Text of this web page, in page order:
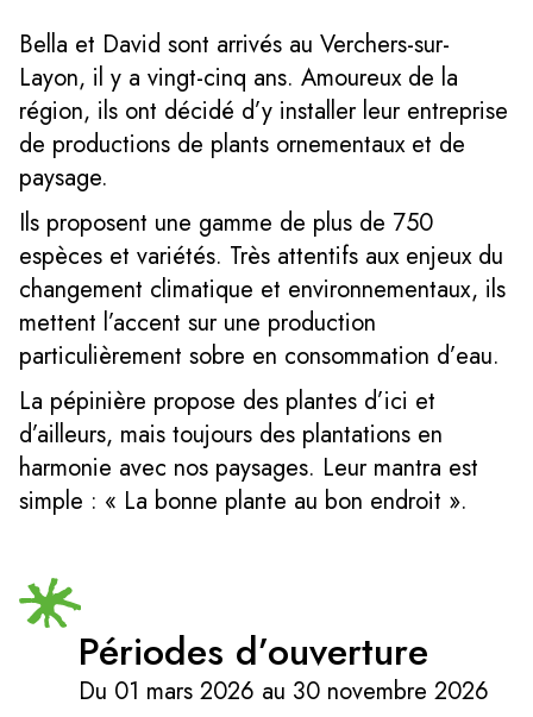
Bella et David sont arrivés au Verchers-sur-
Layon, il y a vingt-cinq ans. Amoureux de la
région, ils ont décidé d’y installer leur entreprise
de productions de plants ornementaux et de
paysage.
Ils proposent une gamme de plus de 750
espèces et variétés. Très attentifs aux enjeux du
changement climatique et environnementaux, ils
mettent l’accent sur une production
particulièrement sobre en consommation d’eau.
La pépinière propose des plantes d’ici et
d’ailleurs, mais toujours des plantations en
harmonie avec nos paysages. Leur mantra est
simple : « La bonne plante au bon endroit ».
Périodes d’ouverture
Du 01 mars 2026 au 30 novembre 2026